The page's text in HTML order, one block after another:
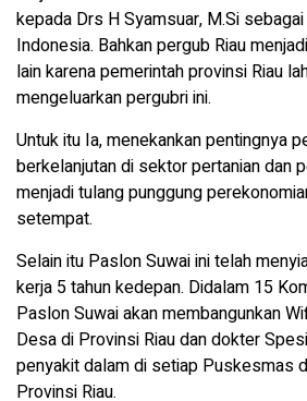
kepada Drs H Syamsuar, M.Si
Indonesia. Bahkan pergub Riau
lain karena pemerintah provinsi Riau
mengeluarkan pergubri ini.
Untuk itu Ia, menekankan pentingnya
berkelanjutan di sektor pertanian dan
menjadi tulang punggung
setempat.
Selain itu Paslon Suwai ini telah
kerja 5 tahun kedepan. Didalam 15
Paslon Suwai akan membangunkan
Desa di Provinsi Riau dan dokter
penyakit dalam di setiap Puskesmas
Provinsi Riau.